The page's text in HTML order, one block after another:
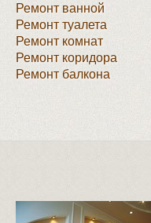
Ремонт ванной
Ремонт туалета
Ремонт комнат
Ремонт коридора
Ремонт балкона